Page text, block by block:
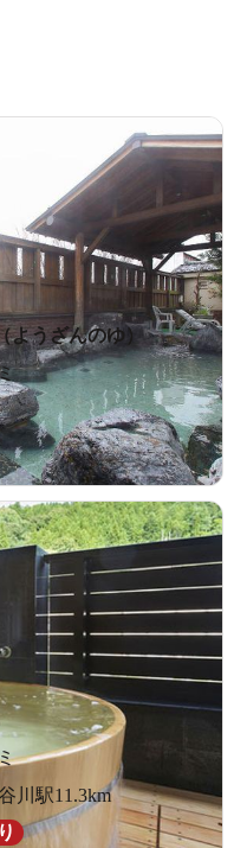
うざんのゆ）
川駅11.3km